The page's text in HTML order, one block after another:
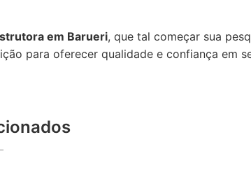
em Barueri, que tal começar sua
para oferecer qualidade e confiança em